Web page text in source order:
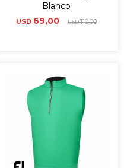
Blanco
USD 69,00 USD110,00